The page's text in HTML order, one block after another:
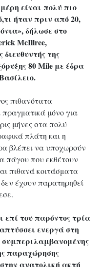
είναι πολύ πιο
ήταν πριν από 20,
δήλωσε στο
McIllree,
διευθυντής της
80 Mile με έδρα
πιθανότατα
πραγματικά μόνο για
μήνες στα πολύ
πλάτη και η
βλέπει να υποχωρούν
πάγου που εκθέτουν
πιθανά κοιτάσματα
έχουν παρατηρηθεί
επί του παρόντος τρία
ενεργά στη
συμπεριλαμβανομένης
παραχώρησης
ανατολική ακτή